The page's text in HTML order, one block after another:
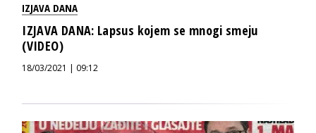
IZJAVA DANA
IZJAVA DANA: Lapsus kojem se mnogi smeju
(VIDEO)
18/03/2021 | 09:12